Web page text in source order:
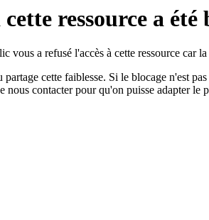
cette ressource a été
vous a refusé l'accès à cette ressource car
cette faiblesse. Si le blocage n'est
nous contacter pour qu'on puisse adapter le